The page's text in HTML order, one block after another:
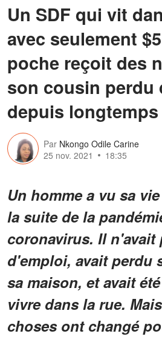
Un SDF qui vit
avec seulement
poche reçoit des
son cousin perdu
depuis longtemps
Par Nkongo Odile Carine
25 nov. 2021
18:35
Un homme a vu sa
la suite de la
coronavirus. Il n'avait
d'emploi, avait perdu
sa maison, et avait
vivre dans la rue.
choses ont changé